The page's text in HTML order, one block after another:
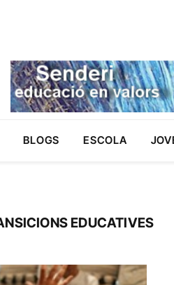
BLOGS ESCOLA
EDUCATIVES